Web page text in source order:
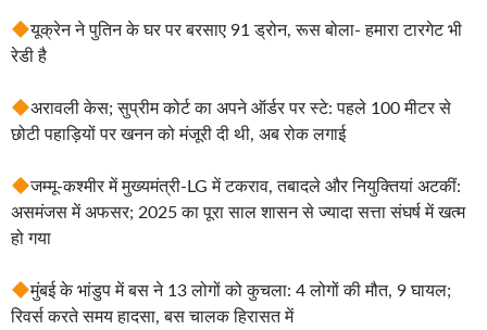
यूक्रेन ने पुतिन के घर पर बरसाए 91 ड्रोन, रूस बोला- हमारा टारगेट भी
रेडी है
अरावली केस; सुप्रीम कोर्ट का अपने ऑर्डर पर स्टे: पहले 100 मीटर से
छोटी पहाड़ियों पर खनन को मंजूरी दी थी, अब रोक लगाई
जम्मू-कश्मीर में मुख्यमंत्री-LG में टकराव, तबादले और नियुक्तियां अटकीं:
असमंजस में अफसर; 2025 का पूरा साल शासन से ज्यादा सत्ता संघर्ष में खत्म
हो गया
मुंबई के भांडुप में बस ने 13 लोगों को कुचला: 4 लोगों की मौत, 9 घायल;
रिवर्स करते समय हादसा, बस चालक हिरासत में